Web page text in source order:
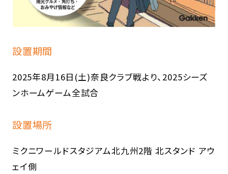
設置期間
2025年8月16日(土)奈良クラブ戦より、2025シーズ
ンホームゲーム全試合
設置場所
ミクニワールドスタジアム北九州2階 北スタンド アウ
ェイ側